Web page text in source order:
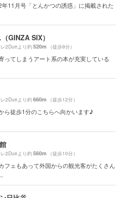
11月号「とんかつの誘惑」に掲載された
GINZA SIX）
2Dueより約520m （徒歩9分）
ってしまうアート系の本が充実している
2Dueより約660m （徒歩12分）
ら徒歩1分のこちらへ向かいます♪
2Dueより約560m （徒歩10分）
フェもあって外国からの観光客がたくさん